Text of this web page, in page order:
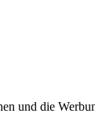
und die